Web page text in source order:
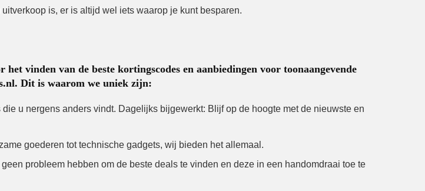
is, er is altijd wel iets waarop je kunt besparen.
het vinden van de beste kortingscodes en aanbiedingen voor toonaangevende
Dit is waarom we uniek zijn:
die u nergens anders vindt. Dagelijks bijgewerkt: Blijf op de hoogte met de nieuwste en
goederen tot technische gadgets, wij bieden het allemaal.
geen probleem hebben om de beste deals te vinden en deze in een handomdraai toe te